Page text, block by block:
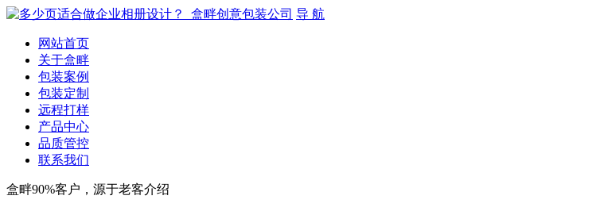
导 航
网站首页
关于盒畔
包装案例
包装定制
远程打样
产品中心
品质管控
联系我们
盒畔90%客户，源于老客介绍